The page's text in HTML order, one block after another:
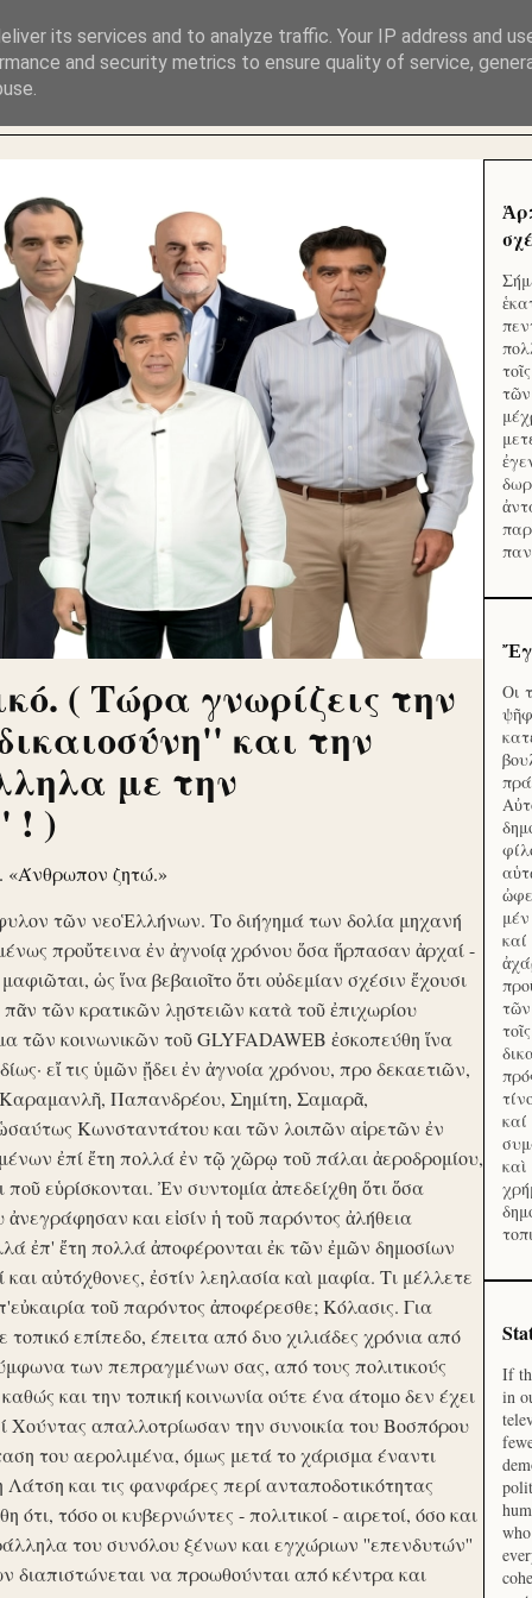
( Τώρα γνωρίζεις την
και την
με την
! )
«Άνθρωπον ζητώ.»
τῶν νεοἙλλήνων. Το διήγημά των δολία μηχανή
προὔτεινα ἐν ἀγνοίᾳ χρόνου ὅσα ἥρπασαν ἀρχαί -
ὡς ἵνα βεβαιοῖτο ὅτι οὐδεμίαν σχέσιν ἔχουσι
τῶν κρατικῶν λῃστειῶν κατὰ τοῦ ἐπιχωρίου
κοινωνικῶν τοῦ GLYFADAWEB ἐσκοπεύθη ἵνα
εἴ τις ὑμῶν ᾔδει ἐν ἀγνοία χρόνου, προ δεκαετιῶν,
Παπανδρέου, Σημίτη, Σαμαρᾶ,
Κωνσταντάτου και τῶν λοιπῶν αἱρετῶν ἐν
ἐπί ἔτη πολλά ἐν τῷ χῶρῳ τοῦ πάλαι ἀεροδρομίου,
ποῦ εὑρίσκονται. Ἐν συντομία ἀπεδείχθη ὅτι ὅσα
ἀνεγράφησαν και εἰσίν ἡ τοῦ παρόντος ἀλήθεια
ἐπ' ἔτη πολλά ἀποφέρονται ἐκ τῶν ἐμῶν δημοσίων
αὐτόχθονες, ἐστίν λεηλασία καὶ μαφία. Τι μέλλετε
τοῦ παρόντος ἀποφέρεσθε; Κόλασις. Για
επίπεδο, έπειτα από δυο χιλιάδες χρόνια από
των πεπραγμένων σας, από τους πολιτικούς
και την τοπική κοινωνία ούτε ένα άτομο δεν έχει
Χούντας απαλλοτρίωσαν την συνοικία του Βοσπόρου
του αερολιμένα, όμως μετά το χάρισμα έναντι
και τις φανφάρες περί ανταποδοτικότητας
τόσο οι κυβερνώντες - πολιτικοί - αιρετοί, όσο και
του συνόλου ξένων και εγχώριων ''επενδυτών''
να προωθούνται από κέντρα και
Οι
If
in
its services and to analyze traffic. Your IP address and
and security metrics to ensure quality of service,